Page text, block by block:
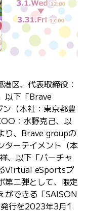
区、代表取締役：
以下「Brave
（本社：東京都豊
：水野克己、以
り、Brave groupの
ターテイメント（本
、以下「バーチャ
Virtual eSportsプ
第二弾として、限定
ができる「SAISON
行を2023年3月1